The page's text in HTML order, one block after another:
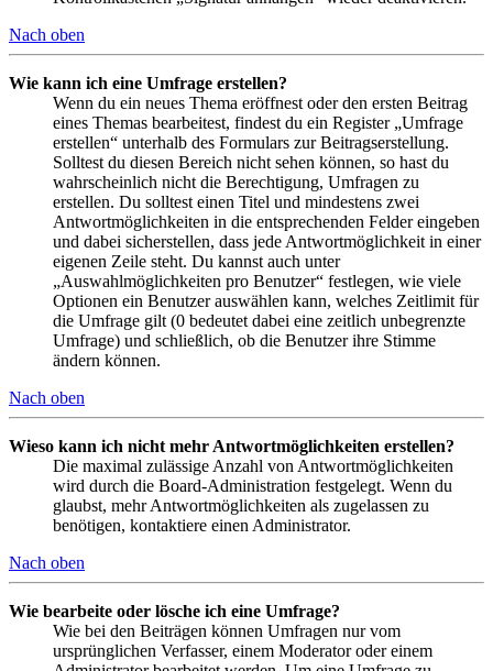
Nach oben
Wie kann ich eine Umfrage erstellen?
Wenn du ein neues Thema eröffnest oder den ersten Beitrag
eines Themas bearbeitest, findest du ein Register „Umfrage
erstellen“ unterhalb des Formulars zur Beitragserstellung.
Solltest du diesen Bereich nicht sehen können, so hast du
wahrscheinlich nicht die Berechtigung, Umfragen zu
erstellen. Du solltest einen Titel und mindestens zwei
Antwortmöglichkeiten in die entsprechenden Felder eingeben
und dabei sicherstellen, dass jede Antwortmöglichkeit in einer
eigenen Zeile steht. Du kannst auch unter
„Auswahlmöglichkeiten pro Benutzer“ festlegen, wie viele
Optionen ein Benutzer auswählen kann, welches Zeitlimit für
die Umfrage gilt (0 bedeutet dabei eine zeitlich unbegrenzte
Umfrage) und schließlich, ob die Benutzer ihre Stimme
ändern können.
Nach oben
Wieso kann ich nicht mehr Antwortmöglichkeiten erstellen?
Die maximal zulässige Anzahl von Antwortmöglichkeiten
wird durch die Board-Administration festgelegt. Wenn du
glaubst, mehr Antwortmöglichkeiten als zugelassen zu
benötigen, kontaktiere einen Administrator.
Nach oben
Wie bearbeite oder lösche ich eine Umfrage?
Wie bei den Beiträgen können Umfragen nur vom
ursprünglichen Verfasser, einem Moderator oder einem